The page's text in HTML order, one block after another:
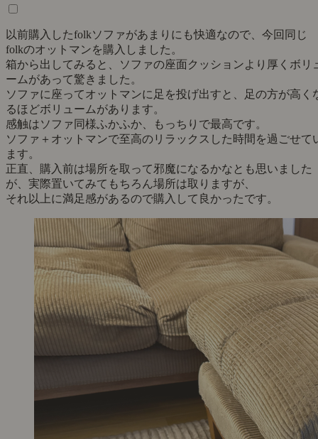
以前購入したfolkソファがあまりにも快適なので、今回同じ
folkのオットマンを購入しました。
箱から出してみると、ソファの座面クッションより厚くボリ
ームがあって驚きました。
ソファに座ってオットマンに足を投げ出すと、足の方が高く
るほどボリュームがあります。
感触はソファ同様ふかふか、もっちりで最高です。
ソファ＋オットマンで至高のリラックスした時間を過ごせて
ます。
正直、購入前は場所を取って邪魔になるかなとも思いました
が、実際置いてみてもちろん場所は取りますが、
それ以上に満足感があるので購入して良かったです。